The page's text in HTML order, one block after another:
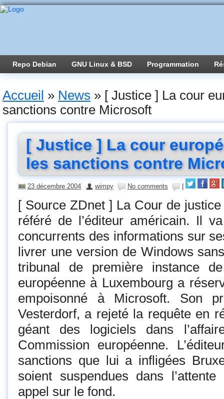
Repo Debian GNU Linux & BSD Programmation
Accueil » News » [ Justice ] La cour
sanctions contre Microsoft
[ Justice ] La cour
les sanctions contre
23 décembre 2004 wimpy No comments
[ Source ZDnet ] La Cour de
référé de l’éditeur américain. Il
concurrents des informations sur
livrer une version de Windows
tribunal de première instance
européenne à Luxembourg a
empoisonné à Microsoft. Son
Vesterdorf, a rejeté la requête en
géant des logiciels dans
Commission européenne.
sanctions que lui a infligées
soient suspendues dans
appel sur le fond.